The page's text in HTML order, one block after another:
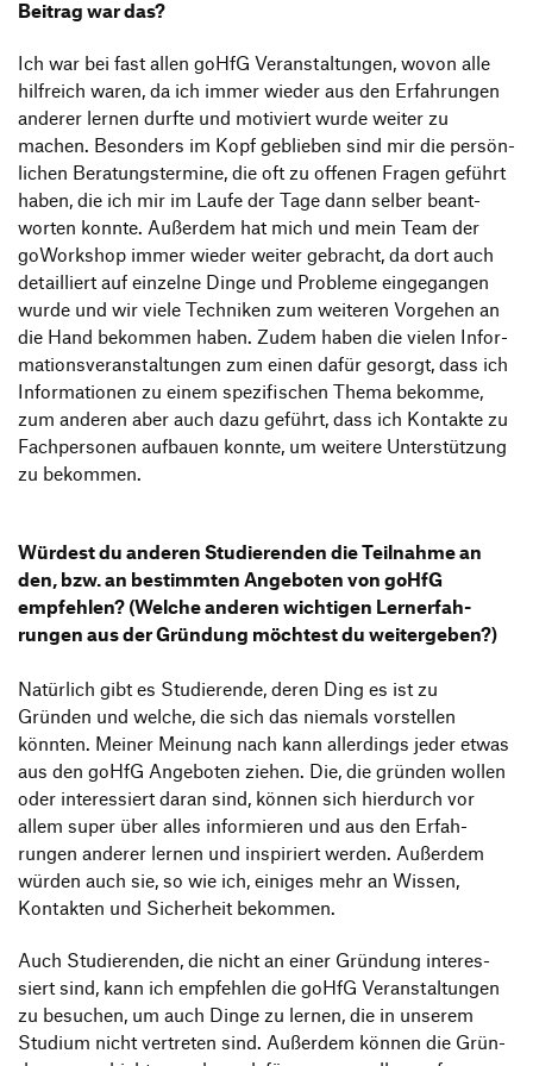
Beitrag war das?
Ich war bei fast allen goHfG Veran­stal­tungen, wovon alle
hilf­reich waren, da ich immer wieder aus den Erfah­rungen
anderer lernen durfte und moti­viert wurde weiter zu
machen. Beson­ders im Kopf geblieben sind mir die persön­
li­chen Bera­tungs­ter­mine, die oft zu offenen Fragen geführt
haben, die ich mir im Laufe der Tage dann selber beant­
worten konnte. Außerdem hat mich und mein Team der
goWork­shop immer wieder weiter gebracht, da dort auch
detail­liert auf einzelne Dinge und Probleme einge­gangen
wurde und wir viele Tech­niken zum weiteren Vorgehen an
die Hand bekommen haben. Zudem haben die vielen Infor­
ma­ti­ons­ver­an­stal­tungen zum einen dafür gesorgt, dass ich
Infor­ma­tionen zu einem spezi­fi­schen Thema bekomme,
zum anderen aber auch dazu geführt, dass ich Kontakte zu
Fach­per­sonen aufbauen konnte, um weitere Unter­stüt­zung
zu bekommen.
Würdest du anderen Studie­renden die Teil­nahme an
den, bzw. an bestimmten Ange­boten von goHfG
empfehlen? (Welche anderen wich­tigen Lern­erfah­
rungen aus der Grün­dung möch­test du weiter­geben?)
Natür­lich gibt es Studie­rende, deren Ding es ist zu
Gründen und welche, die sich das niemals vorstellen
könnten. Meiner Meinung nach kann aller­dings jeder etwas
aus den goHfG Ange­boten ziehen. Die, die gründen wollen
oder inter­es­siert daran sind, können sich hier­durch vor
allem super über alles infor­mieren und aus den Erfah­
rungen anderer lernen und inspi­riert werden. Außerdem
würden auch sie, so wie ich, einiges mehr an Wissen,
Kontakten und Sicher­heit bekommen.
Auch Studie­renden, die nicht an einer Grün­dung inter­es­
siert sind, kann ich empfehlen die goHfG Veran­stal­tungen
zu besu­chen, um auch Dinge zu lernen, die in unserem
Studium nicht vertreten sind. Außerdem können die Grün­